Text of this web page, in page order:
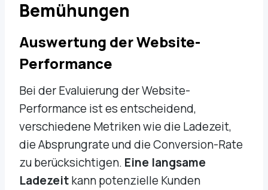
Bemühungen
Auswertung der Website-
Performance
Bei der Evaluierung der Website-
Performance ist es entscheidend,
verschiedene Metriken wie die Ladezeit,
die Absprungrate und die Conversion-Rate
zu berücksichtigen. Eine langsame
Ladezeitkann potenzielle Kunden